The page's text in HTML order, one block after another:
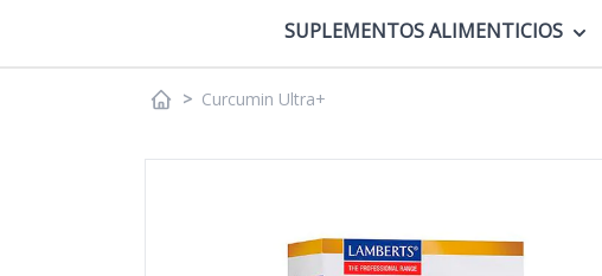
SUPLEMENTOS ALIMENTICIOS
> Curcumin Ultra+